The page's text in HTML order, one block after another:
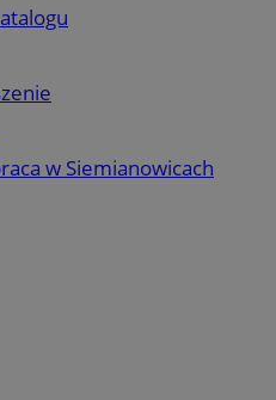
w Siemianowicach